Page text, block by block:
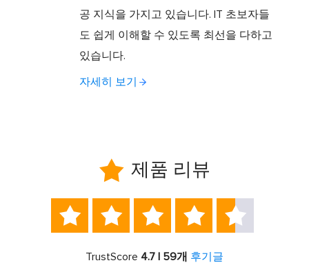
공 지식을 가지고 있습니다. IT 초보자들
도 쉽게 이해할 수 있도록 최선을 다하고
있습니다.
자세히 보기
 제품 리뷰
    
TrustScore 4.7 | 59개 후기글